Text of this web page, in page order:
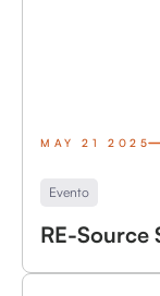
MAY 21 2025
Evento
RE-Source